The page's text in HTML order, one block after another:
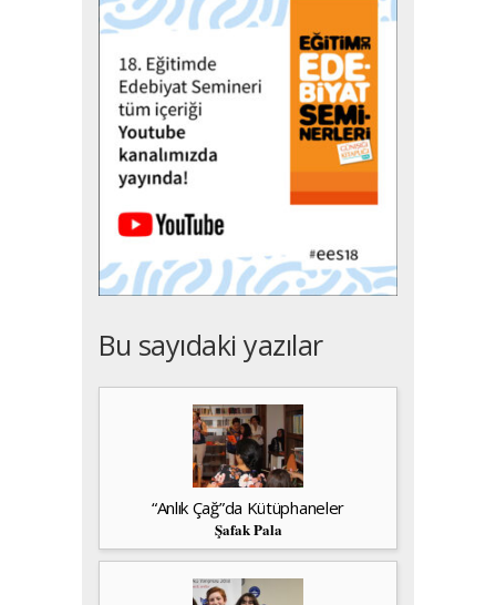
Bu sayıdaki yazılar
“Anlık Çağ”da Kütüphaneler
Şafak Pala